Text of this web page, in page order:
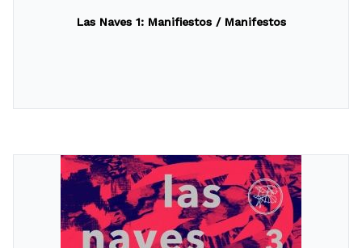
Las Naves 1: Manifiestos / Manifestos